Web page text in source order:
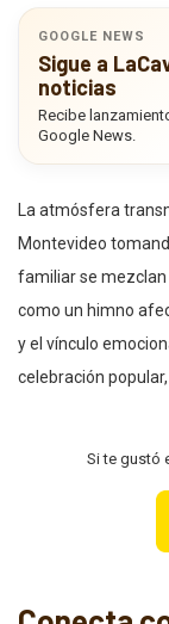
GOOGLE NEWS
Sigue a
noticias
Recibe
Google News.
La atmósfera
Montevideo
familiar se mezclan
como un himno
y el vínculo
celebración
Si te gustó